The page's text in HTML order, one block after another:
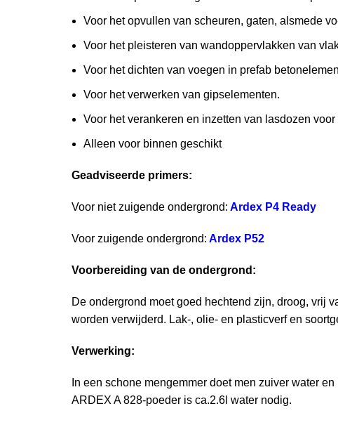
Voor het opvullen van scheuren, gaten, alsmede
Voor het pleisteren van wandoppervlakken van
Voor het dichten van voegen in prefab
Voor het verwerken van gipselementen.
Voor het verankeren en inzetten van lasdozen
Alleen voor binnen geschikt
Geadviseerde primers:
Voor niet zuigende ondergrond: Ardex P4 Ready
Voor zuigende ondergrond: Ardex P52
Voorbereiding van de ondergrond:
De ondergrond moet goed hechtend zijn, droog, vrij
worden verwijderd. Lak-, olie- en plasticverf en
Verwerking:
In een schone mengemmer doet men zuiver water
ARDEX A 828-poeder is ca.2.6l water nodig.